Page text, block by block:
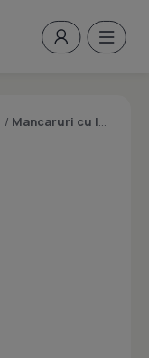
/ Mancaruri cu legume si zarzavaturi